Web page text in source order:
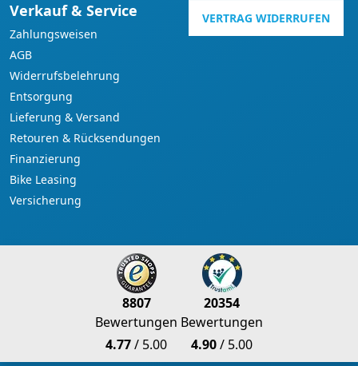
Verkauf & Service
Zahlungsweisen
AGB
Widerrufsbelehrung
Entsorgung
Lieferung & Versand
Retouren & Rücksendungen
Finanzierung
Bike Leasing
Versicherung
VERTRAG WIDERRUFEN
8807
Bewertungen
4.77/ 5.00
20354
Bewertungen
4.90/ 5.00